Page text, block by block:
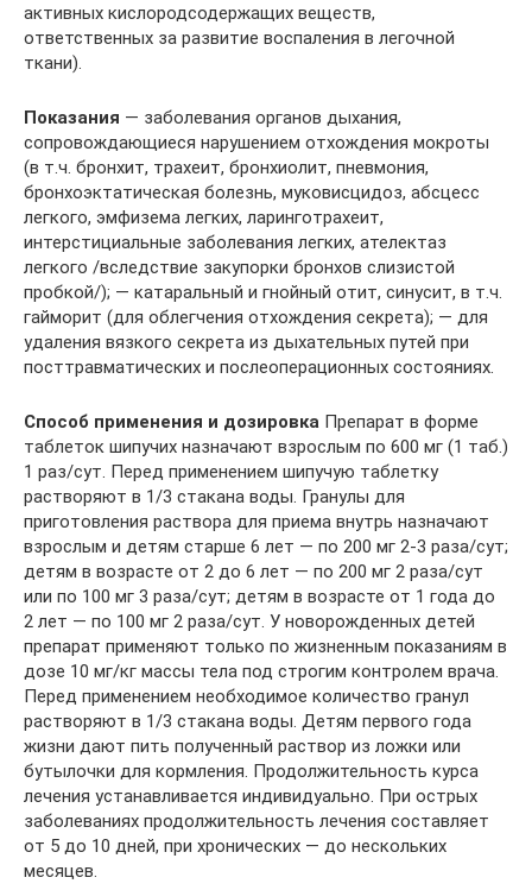
активных кислородсодержащих веществ,
ответственных за развитие воспаления в легочной
ткани).
Показания — заболевания органов дыхания,
сопровождающиеся нарушением отхождения мокроты
(в т.ч. бронхит, трахеит, бронхиолит, пневмония,
бронхоэктатическая болезнь, муковисцидоз, абсцесс
легкого, эмфизема легких, ларинготрахеит,
интерстициальные заболевания легких, ателектаз
легкого /вследствие закупорки бронхов слизистой
пробкой/); — катаральный и гнойный отит, синусит, в т.ч.
гайморит (для облегчения отхождения секрета); — для
удаления вязкого секрета из дыхательных путей при
посттравматических и послеоперационных состояниях.
Способ применения и дозировка Препарат в форме
таблеток шипучих назначают взрослым по 600 мг (1 таб.)
1 раз/сут. Перед применением шипучую таблетку
растворяют в 1/3 стакана воды. Гранулы для
приготовления раствора для приема внутрь назначают
взрослым и детям старше 6 лет — по 200 мг 2-3 раза/сут;
детям в возрасте от 2 до 6 лет — по 200 мг 2 раза/сут
или по 100 мг 3 раза/сут; детям в возрасте от 1 года до
2 лет — по 100 мг 2 раза/сут. У новорожденных детей
препарат применяют только по жизненным показаниям в
дозе 10 мг/кг массы тела под строгим контролем врача.
Перед применением необходимое количество гранул
растворяют в 1/3 стакана воды. Детям первого года
жизни дают пить полученный раствор из ложки или
бутылочки для кормления. Продолжительность курса
лечения устанавливается индивидуально. При острых
заболеваниях продолжительность лечения составляет
от 5 до 10 дней, при хронических — до нескольких
месяцев.